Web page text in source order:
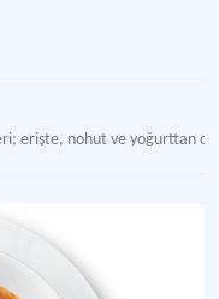
erişte, nohut ve yoğurttan